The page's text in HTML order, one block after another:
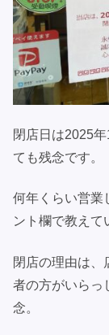
閉店日は2025
ても残念です。
何年くらい営業
ント欄で教えて
閉店の理由は、
者の方がいらっ
念。